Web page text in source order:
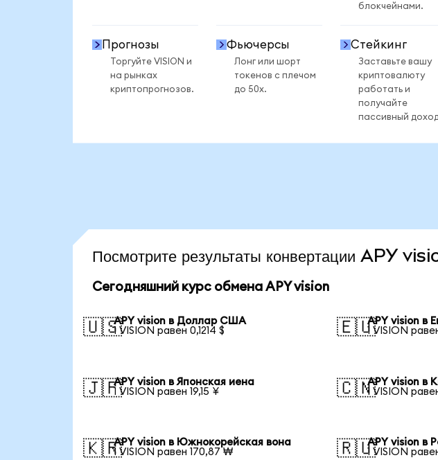
блокчейнами.
Прогнозы
Торгуйте VISION и
на рынках
криптопрогнозов.
Фьючерсы
Лонг или шорт
токенов с плечом
до 50x.
Стейкинг
Заставьте вашу
криптовалюту
работать и
получайте
пассивный
Посмотрите результаты конвертации APY
Сегодняшний курс обмена APY vision
🇺🇸APY vision в Доллар США
1 VISION равен 0,1214 $
🇪🇺APY vision в
1 VISION
🇯🇵APY vision в Японская иена
1 VISION равен 19,15 ¥
🇨🇳APY vision в
1 VISION
🇰🇷APY vision в Южнокорейская вона
1 VISION равен 170,87 ₩
🇷🇺APY vision в
1 VISION